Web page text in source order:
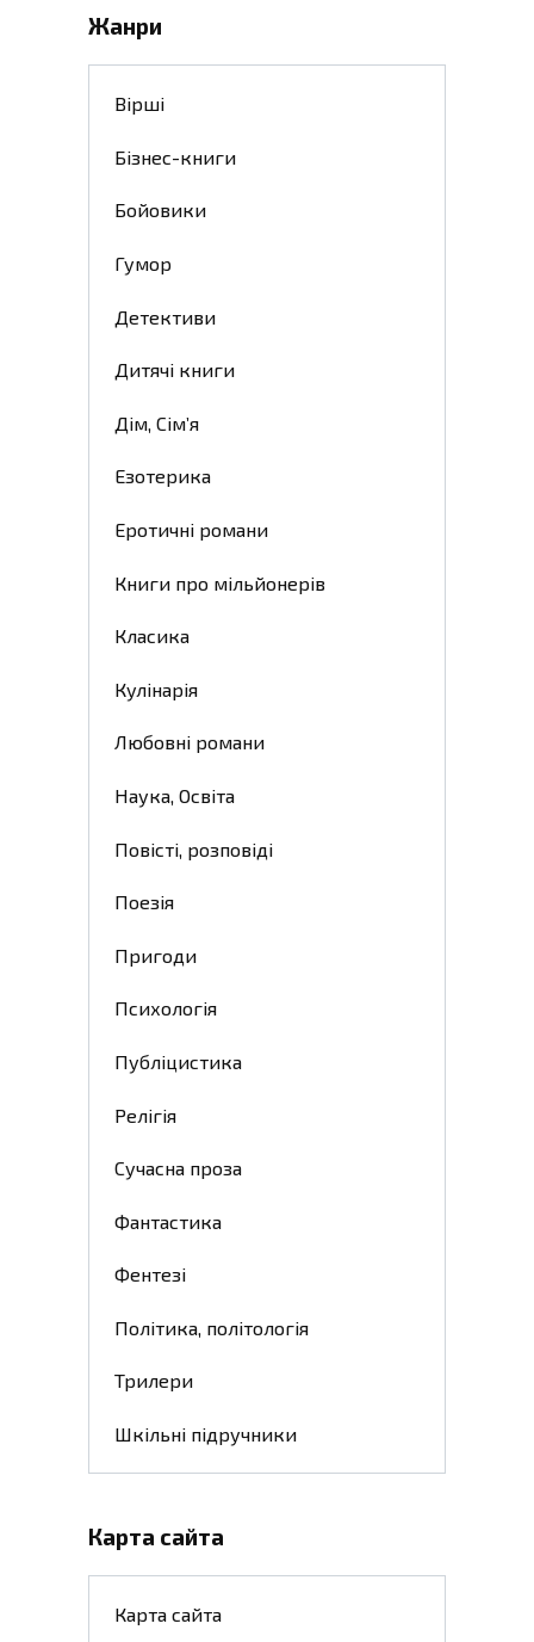
Жанри
Вірші
Бізнес-книги
Бойовики
Гумор
Детективи
Дитячі книги
Дім, Сім’я
Езотерика
Еротичні романи
Книги про мільйонерів
Класика
Кулінарія
Любовні романи
Наука, Освіта
Повісті, розповіді
Поезія
Пригоди
Психологія
Публіцистика
Релігія
Сучасна проза
Фантастика
Фентезі
Політика, політологія
Трилери
Шкільні підручники
Карта сайта
Карта сайта